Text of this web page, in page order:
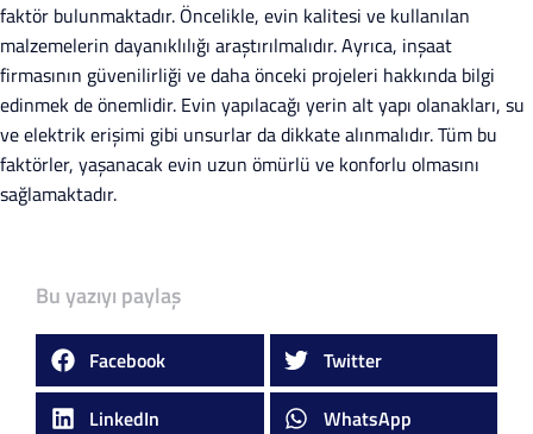
faktör bulunmaktadır. Öncelikle, evin kalitesi ve kullanılan
malzemelerin dayanıklılığı araştırılmalıdır. Ayrıca, inşaat
firmasının güvenilirliği ve daha önceki projeleri hakkında bilgi
edinmek de önemlidir. Evin yapılacağı yerin alt yapı olanakları, su
ve elektrik erişimi gibi unsurlar da dikkate alınmalıdır. Tüm bu
faktörler, yaşanacak evin uzun ömürlü ve konforlu olmasını
sağlamaktadır.
Bu yazıyı paylaş
Facebook Twitter
LinkedIn WhatsApp